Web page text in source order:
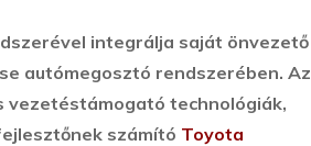
integrálja saját önvezető
autómegosztó rendszerében. Az
technológiák,
számító Toyota